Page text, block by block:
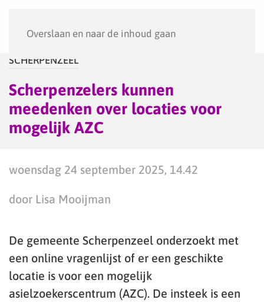
Overslaan en naar de inhoud gaan
SCHERPENZEEL
Scherpenzelers kunnen
meedenken over locaties voor
mogelijk AZC
woensdag 24 september 2025, 14.42
door Lisa Mooijman
De gemeente Scherpenzeel onderzoekt met
een online vragenlijst of er een geschikte
locatie is voor een mogelijk
asielzoekerscentrum (AZC). De insteek is een